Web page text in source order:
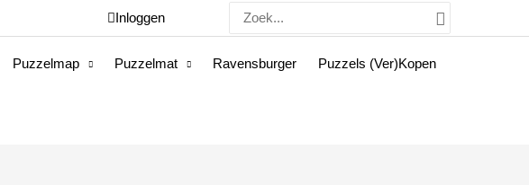
Inloggen
Zoeken
naar:
Puzzelmap Puzzelmat Ravensburger Puzzels (Ver)Kopen